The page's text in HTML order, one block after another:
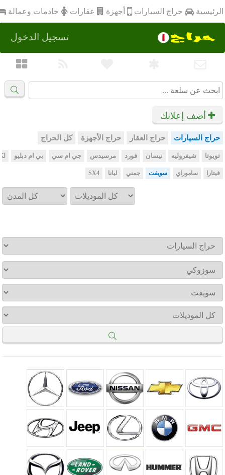
الرئيسية حراج السيارات أجهزة عقارات خادمات وعمالة
تسجيل الدخول
أضف إعلانك
حراج السيارات حراج العقار حراج الأجهزة كل الحراج
تويوتا شيفروليه نيسان فورد مرسيدس جي ام سي بي ام دبليو
فيتارا ساموراي سويفت جمني ليانا SX4